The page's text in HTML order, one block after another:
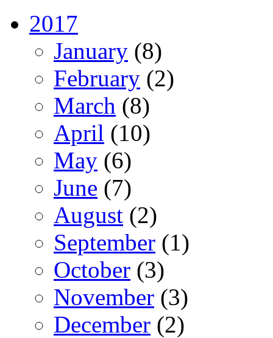
2017
January (8)
February (2)
March (8)
April (10)
May (6)
June (7)
August (2)
September (1)
October (3)
November (3)
December (2)